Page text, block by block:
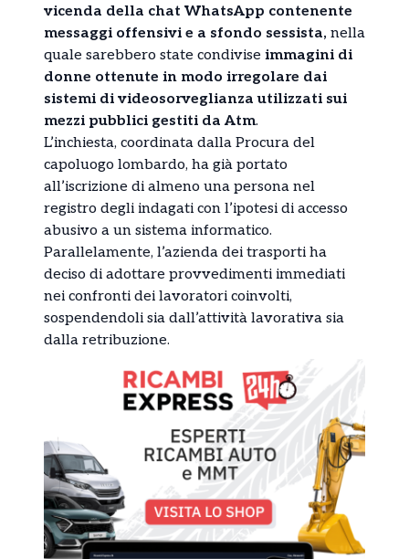
vicenda della chat WhatsApp contenente
messaggi offensivi e a sfondo sessista, nella
quale sarebbero state condivise immagini di
donne ottenute in modo irregolare dai
sistemi di videosorveglianza utilizzati sui
mezzi pubblici gestiti da Atm.
L’inchiesta, coordinata dalla Procura del
capoluogo lombardo, ha già portato
all’iscrizione di almeno una persona nel
registro degli indagati con l’ipotesi di accesso
abusivo a un sistema informatico.
Parallelamente, l’azienda dei trasporti ha
deciso di adottare provvedimenti immediati
nei confronti dei lavoratori coinvolti,
sospendendoli sia dall’attività lavorativa sia
dalla retribuzione.